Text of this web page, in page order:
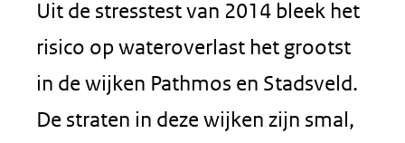
Uit de stresstest van 2014 bleek het
risico op wateroverlast het grootst
in de wijken Pathmos en Stadsveld.
De straten in deze wijken zijn smal,